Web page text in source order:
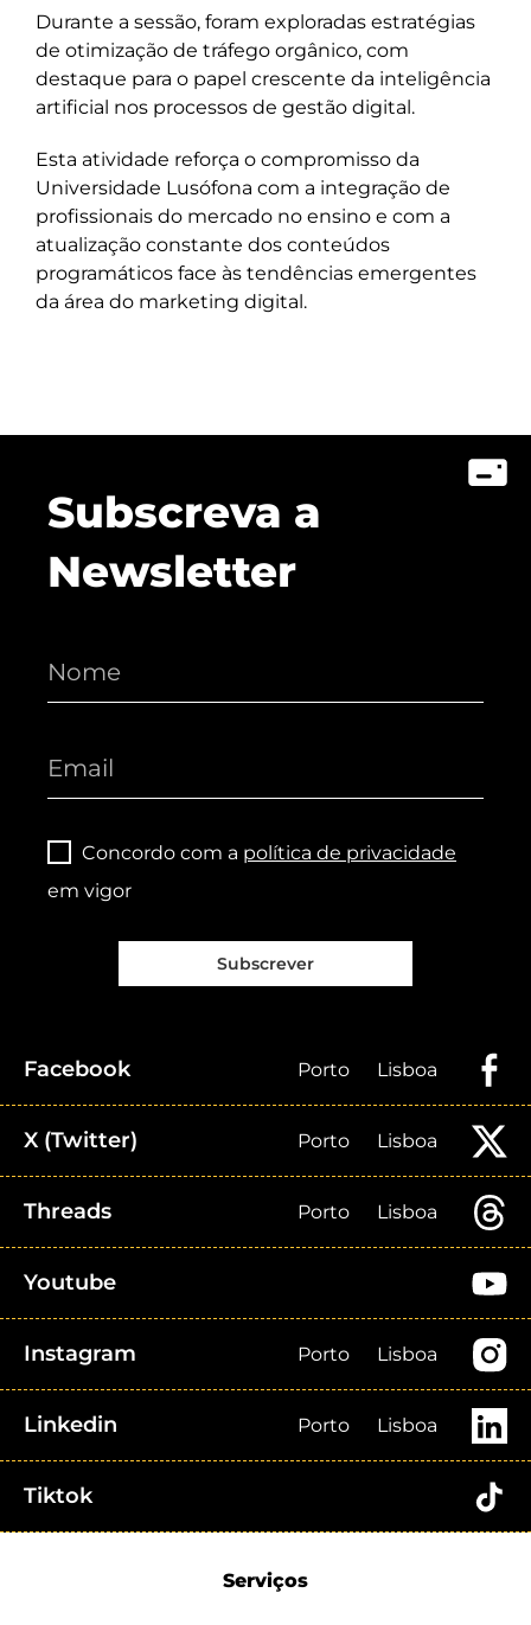
Durante a sessão, foram exploradas estratégias
de otimização de tráfego orgânico, com
destaque para o papel crescente da inteligência
artificial nos processos de gestão digital.
Esta atividade reforça o compromisso da
Universidade Lusófona com a integração de
profissionais do mercado no ensino e com a
atualização constante dos conteúdos
programáticos face às tendências emergentes
da área do marketing digital.
Subscreva a
Newsletter
Concordo com a política de privacidade
em vigor
Subscrever
Facebook Porto Lisboa
X (Twitter) Porto Lisboa
Threads Porto Lisboa
Youtube
Instagram Porto Lisboa
Linkedin Porto Lisboa
Tiktok
Serviços